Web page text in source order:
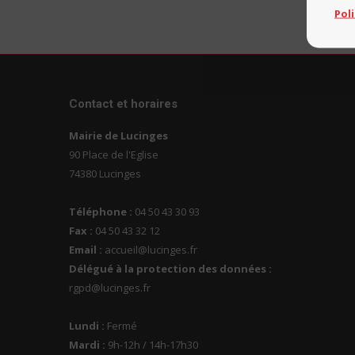
Contact et horaires
Mairie de Lucinges
90 Place de l'Eglise
74380 Lucinges
Téléphone : 04 50 43 30 93
Fax : 04 50 43 32 12
Email : accueil@lucinges.fr
Délégué à la protection des données :
rgpd@lucinges.fr
Lundi : Fermé
Mardi : 9h-12h / 14h-17h30